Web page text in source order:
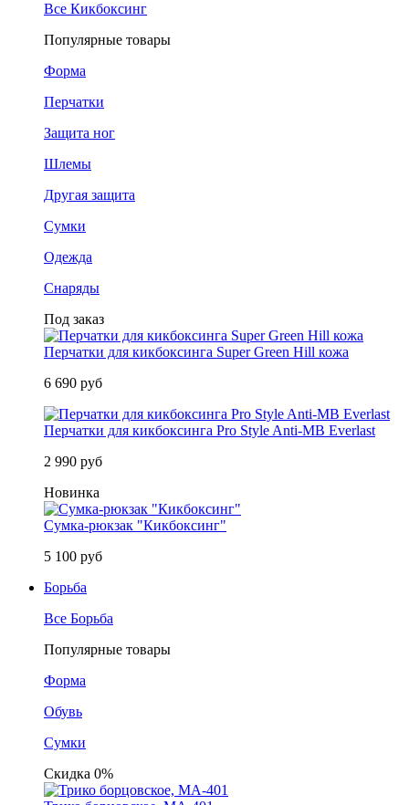
Все Кикбоксинг
Популярные товары
Форма
Перчатки
Защита ног
Шлемы
Другая защита
Сумки
Одежда
Снаряды
Под заказ
Перчатки для кикбоксинга Super Green Hill кожа
6 690 руб
Перчатки для кикбоксинга Pro Style Anti-MB Everlast
2 990 руб
Новинка
Сумка-рюкзак "Кикбоксинг"
5 100 руб
Борьба
Все Борьба
Популярные товары
Форма
Обувь
Сумки
Скидка 0%